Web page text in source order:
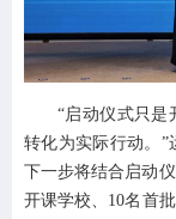
“启动仪式只是
转化为实际行动。”
下一步将结合启动
开课学校、10名首